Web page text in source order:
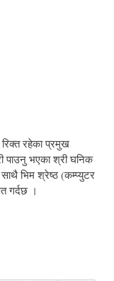
रिक्त रहेका प्रमुख
पाउनु भएका श्री घनिक
भिम श्रेष्ठ (कम्प्युटर
गर्दछ ।